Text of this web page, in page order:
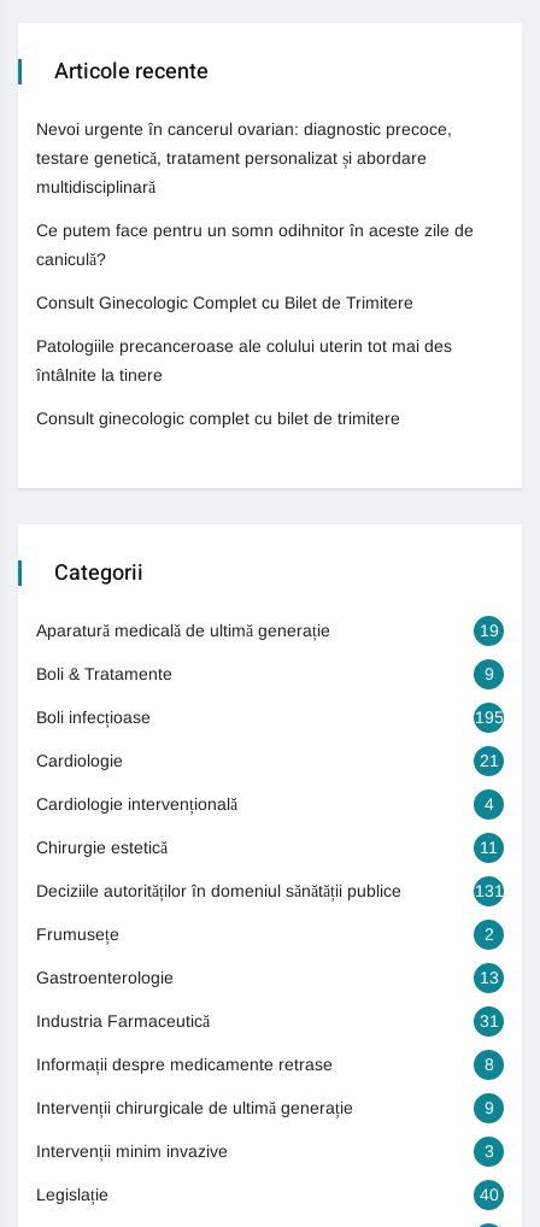
Articole recente
Nevoi urgente în cancerul ovarian: diagnostic precoce,
testare genetică, tratament personalizat și abordare
multidisciplinară
Ce putem face pentru un somn odihnitor în aceste zile de
caniculă?
Consult Ginecologic Complet cu Bilet de Trimitere
Patologiile precanceroase ale colului uterin tot mai des
întâlnite la tinere
Consult ginecologic complet cu bilet de trimitere
Categorii
Aparatură medicală de ultimă generație 19
Boli & Tratamente 9
Boli infecțioase 195
Cardiologie 21
Cardiologie intervențională 4
Chirurgie estetică 11
Deciziile autorităților în domeniul sănătății publice 131
Frumusețe 2
Gastroenterologie 13
Industria Farmaceutică 31
Informații despre medicamente retrase 8
Intervenții chirurgicale de ultimă generație 9
Intervenții minim invazive 3
Legislație 40